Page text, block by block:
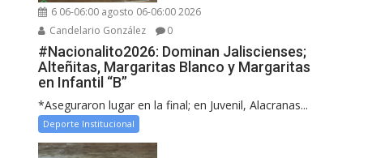
6 06-06:00 agosto 06-06:00 2026
Candelario González
0
#Nacionalito2026: Dominan Jaliscienses;
Alteñitas, Margaritas Blanco y Margaritas
en Infantil “B”
*Aseguraron lugar en la final; en Juvenil, Alacranas...
Deporte Institucional